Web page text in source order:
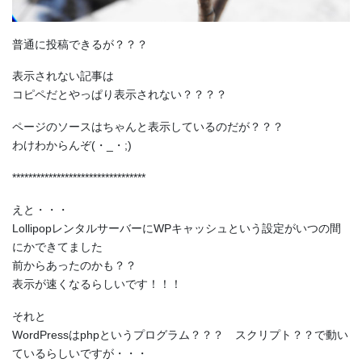
普通に投稿できるが？？？
表示されない記事は
コピペだとやっぱり表示されない？？？？
ページのソースはちゃんと表示しているのだが？？？
わけわからんぞ(・_・;)
*********************************
えと・・・
LollipopレンタルサーバーにWPキャッシュという設定がいつの間
にかできてました
前からあったのかも？？
表示が速くなるらしいです！！！
それと
WordPressはphpというプログラム？？？ スクリプト？？で動い
ているらしいですが・・・